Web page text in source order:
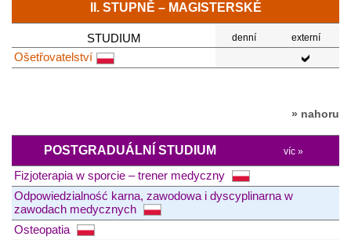
II. STUPNĚ – MAGISTERSKÉ
STUDIUM denní externí
Ošetřovatelství
» nahoru
POSTGRADUÁLNÍ STUDIUM víc »
Fizjoterapia w sporcie – trener medyczny
Odpowiedzialność karna, zawodowa i dyscyplinarna w
zawodach medycznych
Osteopatia